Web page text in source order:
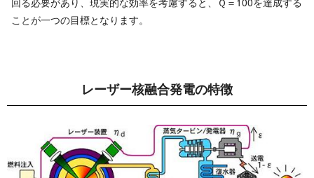
ことが一つの目標となります。
レーザー核融合発 電 の 特 徴